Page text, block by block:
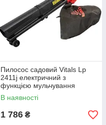
Пилосос садовий Vitals Lp
2411j електричний з
функцією мульчування
В наявності
1 786 ₴